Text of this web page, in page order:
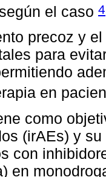
el caso 4
precoz y
para
en
como
(irAEs) y
con
en